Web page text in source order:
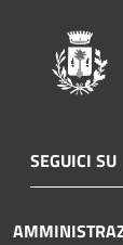
SEGUICI SU